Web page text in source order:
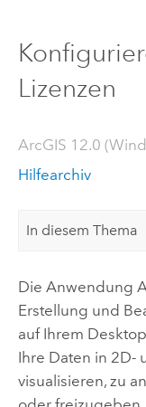
Lizenzen
ArcGIS 12.0
Hilfearchiv
In diesem Thema
Die Anwendung
Erstellung und
auf Ihrem
Ihre Daten in 2D-
visualisieren, zu